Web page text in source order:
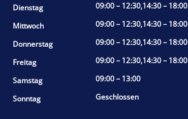
Dienstag
09:00 – 12:30,14:30 – 18:00
Mittwoch
09:00 – 12:30,14:30 – 18:00
Donnerstag
09:00 – 12:30,14:30 – 18:00
Freitag
09:00 – 12:30,14:30 – 18:00
Samstag
09:00 – 13:00
Sonntag
Geschlossen